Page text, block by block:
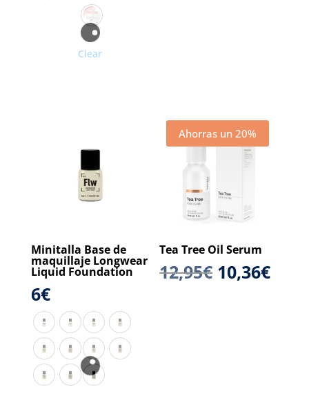
Clear
Minitalla Base de
maquillaje Longwear
Liquid Foundation
6€
Ahorras un 20%
Tea Tree Oil Serum
12,95€ El
10,36€El